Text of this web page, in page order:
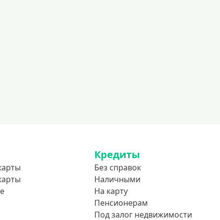
Visa Classic
UnionPay
Кредиты
Без справок
Наличными
На карту
Пенсионерам
Под залог недвижимости